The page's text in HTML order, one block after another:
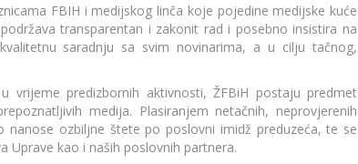
FBIH i medijskog linča koje pojedine medijske kuće
transparentan i zakonit rad i posebno insistira na
saradnju sa svim novinarima, a u cilju tačnog,
predizbornih aktivnosti, ŽFBiH postaju predmet
medija. Plasiranjem netačnih, neprovjerenih
ozbiljne štete po poslovni imidž preduzeća, te se
Uprave kao i naših poslovnih partnera.